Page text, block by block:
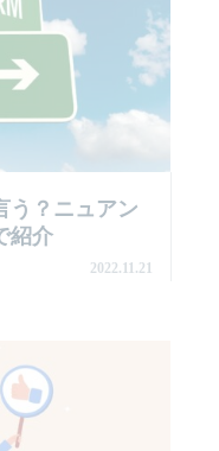
う？ニュアン
紹介
2022.11.21